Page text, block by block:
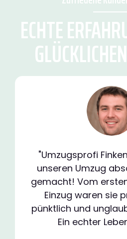
ECHTE
"Umzugsprofi
unseren Umzug
gemacht! Vom
Einzug waren sie
pünktlich und
Ein echter